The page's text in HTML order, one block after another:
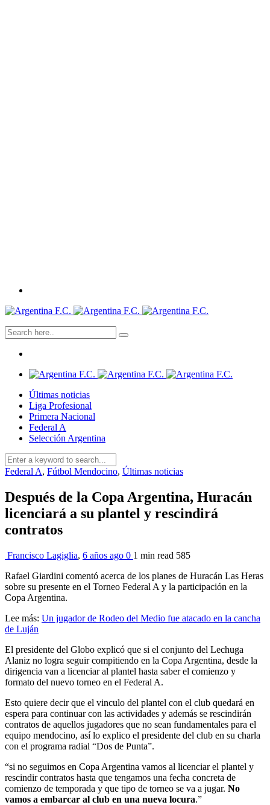
Últimas noticias
Liga Profesional
Primera Nacional
Federal A
Selección Argentina
Federal A, Fútbol Mendocino, Últimas noticias
Después de la Copa Argentina, Huracán
licenciará a su plantel y rescindirá
contratos
Francisco Lagiglia, 6 años ago 0 1 min read 585
Rafael Giardini comentó acerca de los planes de Huracán Las Heras
sobre su presente en el Torneo Federal A y la participación en la
Copa Argentina.
Lee más: Un jugador de Rodeo del Medio fue atacado en la cancha
de Luján
El presidente del Globo explicó que si el conjunto del Lechuga
Alaniz no logra seguir compitiendo en la Copa Argentina, desde la
dirigencia van a licenciar al plantel hasta saber el comienzo y
formato del nuevo torneo en el Federal A.
Esto quiere decir que el vinculo del plantel con el club quedará en
espera para continuar con las actividades y además se rescindirán
contratos de aquellos jugadores que no sean fundamentales para el
equipo mendocino, así lo explico el presidente del club en su charla
con el programa radial “Dos de Punta”.
“si no seguimos en Copa Argentina vamos al licenciar el plantel y
rescindir contratos hasta que tengamos una fecha concreta de
comienzo de temporada y que tipo de torneo se va a jugar. No
vamos a embarcar al club en una nueva locura.”